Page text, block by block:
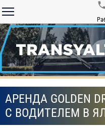
АРЕНДА GOLDEN
С ВОДИТЕЛЕМ В